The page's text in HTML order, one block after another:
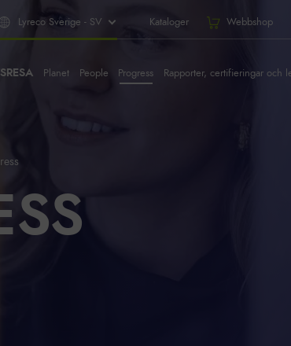
Lyreco Sverige - SV Kataloger Webbshop
Planet People Progress Rapporter, certifieringar och